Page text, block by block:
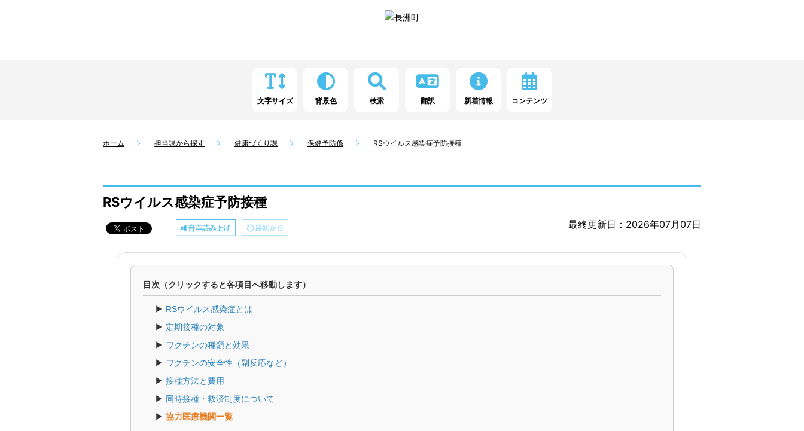
文字サイズ 背景色 検索 翻訳 新着情報 コンテンツ
ホーム 担当課から探す 健康づくり課 保健予防係 RSウイルス感染症予防接種
RSウイルス感染症予防接種
最終更新日：2026年07月07日
目次（クリックすると各項目へ移動します）
▶ RSウイルス感染症とは
▶ 定期接種の対象
▶ ワクチンの種類と効果
▶ ワクチンの安全性（副反応など）
▶ 接種方法と費用
▶ 同時接種・救済制度について
▶ 協力医療機関一覧